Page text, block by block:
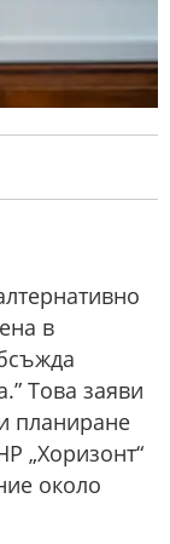
в
Това заяви
планиране
„Хоризонт“
около